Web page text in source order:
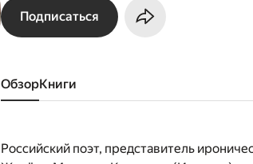
Подписаться
Обзор книги
Российский поэт, представитель